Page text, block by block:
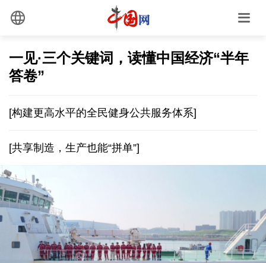
一见·三个关键词，读懂中国经济“半年
答卷”
[构建更高水平的全民健身公共服务体系]
[共享制造，生产也能“拼单”]